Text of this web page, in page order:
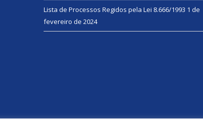
Lista de Processos Regidos pela Lei 8.666/1993 1 de
fevereiro de 2024